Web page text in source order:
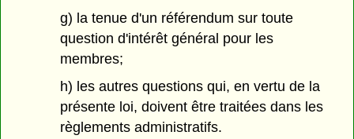
g) la tenue d'un référendum sur toute
question d'intérêt général pour les
membres;
h) les autres questions qui, en vertu de la
présente loi, doivent être traitées dans les
règlements administratifs.